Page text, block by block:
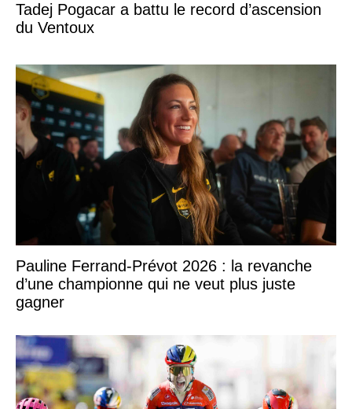
Tadej Pogacar a battu le record d’ascension
du Ventoux
Pauline Ferrand-Prévot 2026 : la revanche
d’une championne qui ne veut plus juste
gagner